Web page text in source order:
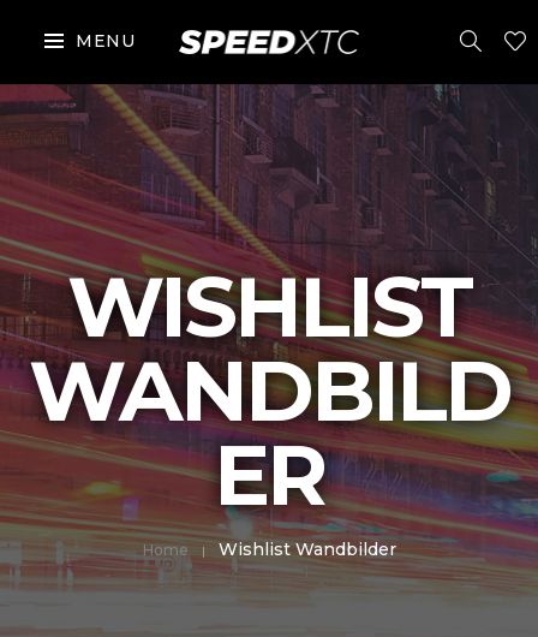
MENU
WISHLIST
WANDBILD
ER
Home Wishlist Wandbilder